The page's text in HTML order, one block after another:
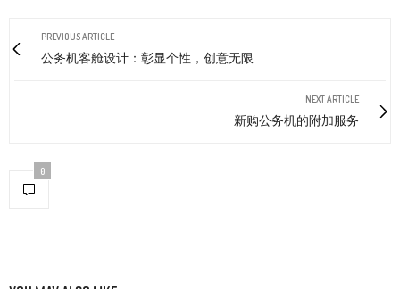
PREVIOUS ARTICLE
公务机客舱设计：彰显个性，创意无限
NEXT ARTICLE
新购公务机的附加服务
0